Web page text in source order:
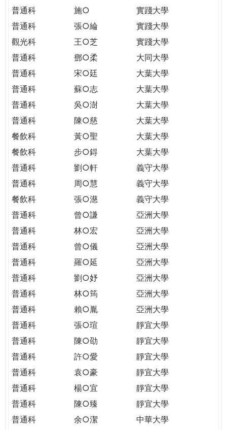
普通科
施○
實踐大學
普通科
張○綸
實踐大學
觀光科
王○芝
實踐大學
普通科
鄧○柔
大同大學
普通科
宋○廷
大葉大學
普通科
蘇○志
大葉大學
普通科
吳○澍
大葉大學
普通科
陳○慈
大葉大學
餐飲科
黃○聖
大葉大學
餐飲科
步○鍀
大葉大學
普通科
劉○軒
義守大學
普通科
周○慧
義守大學
餐飲科
張○濨
義守大學
普通科
曾○謙
亞洲大學
普通科
林○宏
亞洲大學
普通科
曾○儀
亞洲大學
普通科
羅○延
亞洲大學
普通科
劉○妤
亞洲大學
普通科
林○筠
亞洲大學
普通科
賴○胤
亞洲大學
普通科
張○瑄
靜宜大學
普通科
陳○劭
靜宜大學
普通科
許○愛
靜宜大學
普通科
袁○豪
靜宜大學
普通科
楊○宜
靜宜大學
普通科
陳○臻
靜宜大學
普通科
余○潔
中華大學